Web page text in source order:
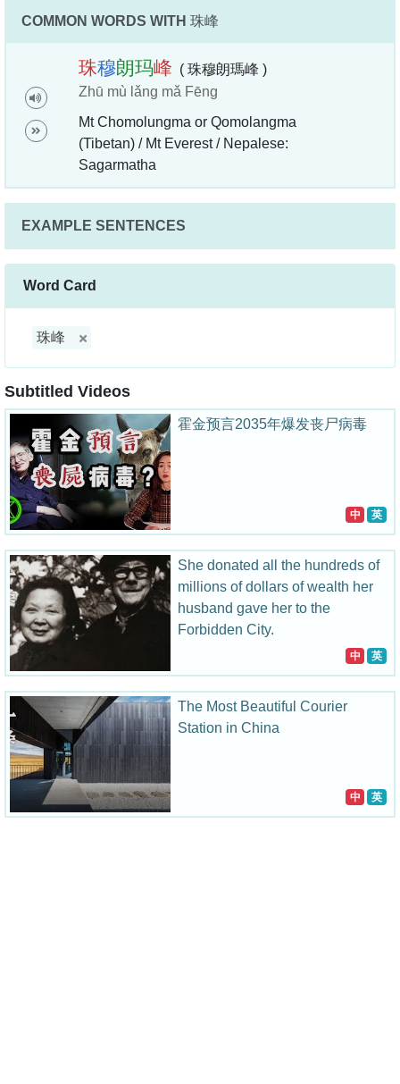
COMMON WORDS WITH 珠峰
珠穆朗玛峰 ( 珠穆朗瑪峰 )
Zhū mù lǎng mǎ Fēng
Mt Chomolungma or Qomolangma
(Tibetan) / Mt Everest / Nepalese:
Sagarmatha
EXAMPLE SENTENCES
Word Card
珠峰
Subtitled Videos
霍金预言2035年爆发丧尸病毒
中 英
She donated all the hundreds of
millions of dollars of wealth her
husband gave her to the
Forbidden City.
中 英
The Most Beautiful Courier
Station in China
中 英